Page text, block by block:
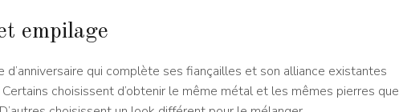
empilage
qui complète ses fiançailles et son alliance existantes
choisissent d’obtenir le même métal et les mêmes pierres que